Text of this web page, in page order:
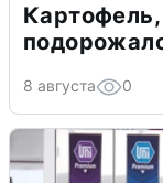
8 августа 0